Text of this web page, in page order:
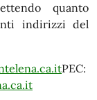
quanto
indirizzi del
PEC: